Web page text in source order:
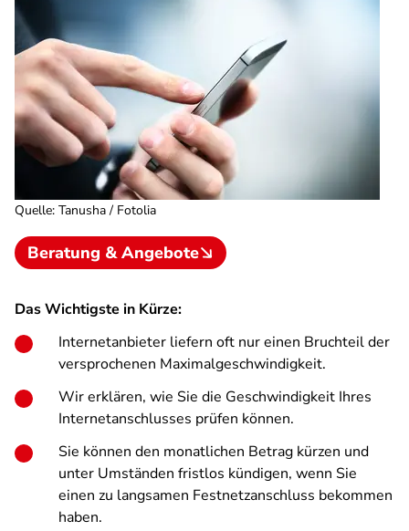
Quelle: Tanusha / Fotolia
Beratung & Angebote
Das Wichtigste in Kürze:
Internetanbieter liefern oft nur einen Bruchteil der
versprochenen Maximalgeschwindigkeit.
Wir erklären, wie Sie die Geschwindigkeit Ihres
Internetanschlusses prüfen können.
Sie können den monatlichen Betrag kürzen und
unter Umständen fristlos kündigen, wenn Sie
einen zu langsamen Festnetzanschluss bekommen
haben.